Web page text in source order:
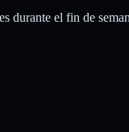
durante el fin de